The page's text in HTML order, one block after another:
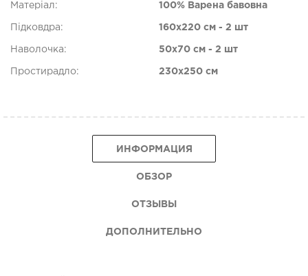
Матеріал: 100% Варена бавовна
Підковдра: 160х220 см - 2 шт
Наволочка: 50х70 см - 2 шт
Простирадло: 230х250 см
ИНФОРМАЦИЯ
ОБЗОР
ОТЗЫВЫ
ДОПОЛНИТЕЛЬНО